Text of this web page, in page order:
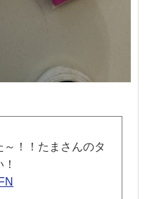
～！！たまさんのタ